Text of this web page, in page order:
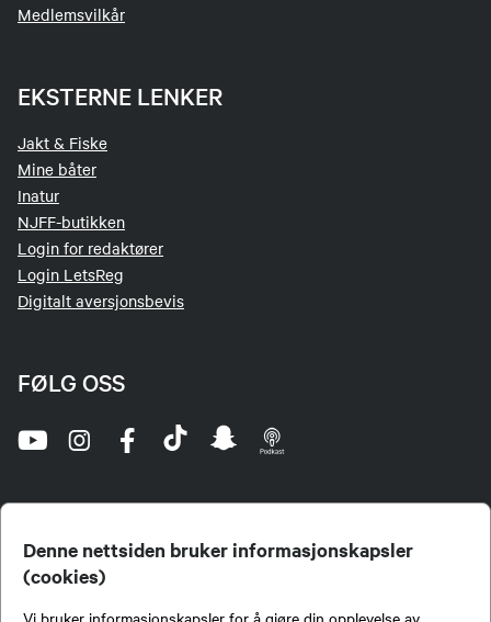
Denne nettsiden bruker informasjonskapsler
(cookies)
Vi bruker informasjonskapsler for å gjøre din opplevelse av
Medlemsvilkår
EKSTERNE LENKER
Jakt & Fiske
Mine båter
Inatur
NJFF-butikken
Login for redaktører
Login LetsReg
Digitalt aversjonsbevis
FØLG OSS
jegere og sportsfiskere og et av de viktigste miljøene for formidling av kunnskap om jakt og